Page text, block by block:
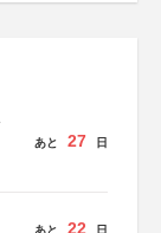
あと 27 日
あと 22 日